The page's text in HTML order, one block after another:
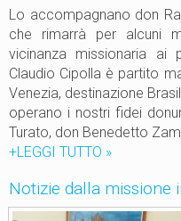
n
o
m
a
m
i
d
i
c
n
e
s
e
z
a
Lo accompagnano don
che rimarrà per alcuni
vicinanza missionaria ai
Claudio Cipolla è partito
Venezia, destinazione
operano i nostri fidei
Turato, don Benedetto
+LEGGI TUTTO V
s
i
»
Notizie dalla missione